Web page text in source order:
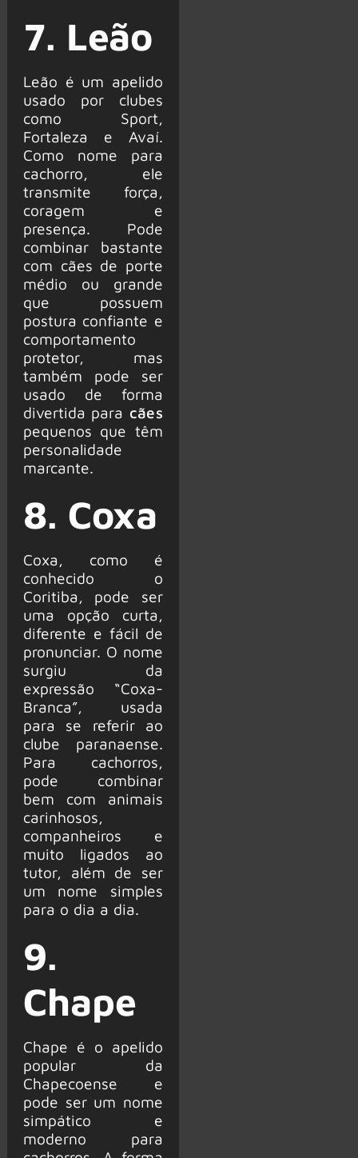
7. Leão
Leão é um apelido
usado por clubes
como Sport,
Fortaleza e Avaí.
Como nome para
cachorro, ele
transmite força,
coragem e
presença. Pode
combinar bastante
com cães de porte
médio ou grande
que possuem
postura confiante e
comportamento
protetor, mas
também pode ser
usado de forma
divertida para cães
pequenos que têm
personalidade
marcante.
8. Coxa
Coxa, como é
conhecido o
Coritiba, pode ser
uma opção curta,
diferente e fácil de
pronunciar. O nome
surgiu da
expressão “Coxa-
Branca”, usada
para se referir ao
clube paranaense.
Para cachorros,
pode combinar
bem com animais
carinhosos,
companheiros e
muito ligados ao
tutor, além de ser
um nome simples
para o dia a dia.
9.
Chape
Chape é o apelido
popular da
Chapecoense e
pode ser um nome
simpático e
moderno para